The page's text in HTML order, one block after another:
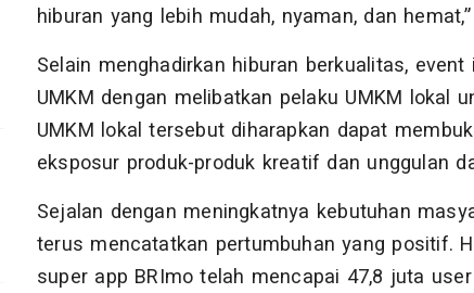
hiburan yang lebih mudah, nyaman, dan
Selain menghadirkan hiburan berkualitas,
UMKM dengan melibatkan pelaku UMKM lokal
UMKM lokal tersebut diharapkan dapat
eksposur produk-produk kreatif dan unggulan
Sejalan dengan meningkatnya kebutuhan
terus mencatatkan pertumbuhan yang positif.
super app BRImo telah mencapai 47,8 juta